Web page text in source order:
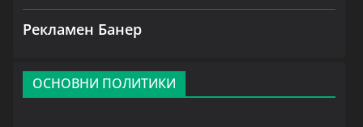
Рекламен Банер
ОСНОВНИ ПОЛИТИКИ